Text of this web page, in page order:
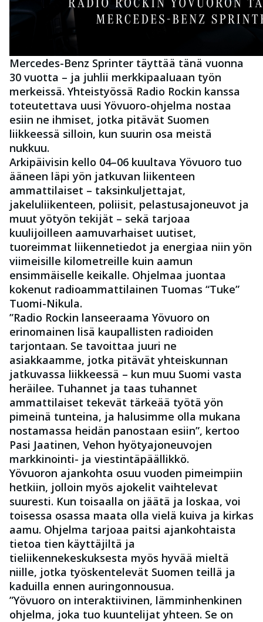
Mercedes-Benz Sprinter täyttää tänä vuonna
30 vuotta – ja juhlii merkkipaaluaan työn
merkeissä. Yhteistyössä Radio Rockin kanssa
toteutettava uusi Yövuoro-ohjelma nostaa
esiin ne ihmiset, jotka pitävät Suomen
liikkeessä silloin, kun suurin osa meistä
nukkuu.
Arkipäivisin kello 04–06 kuultava Yövuoro tuo
ääneen läpi yön jatkuvan liikenteen
ammattilaiset – taksinkuljettajat,
jakeluliikenteen, poliisit, pelastusajoneuvot ja
muut yötyön tekijät – sekä tarjoaa
kuulijoilleen aamuvarhaiset uutiset,
tuoreimmat liikennetiedot ja energiaa niin yön
viimeisille kilometreille kuin aamun
ensimmäiselle keikalle. Ohjelmaa juontaa
kokenut radioammattilainen Tuomas “Tuke”
Tuomi-Nikula.
”Radio Rockin lanseeraama Yövuoro on
erinomainen lisä kaupallisten radioiden
tarjontaan. Se tavoittaa juuri ne
asiakkaamme, jotka pitävät yhteiskunnan
jatkuvassa liikkeessä – kun muu Suomi vasta
heräilee. Tuhannet ja taas tuhannet
ammattilaiset tekevät tärkeää työtä yön
pimeinä tunteina, ja halusimme olla mukana
nostamassa heidän panostaan esiin”, kertoo
Pasi Jaatinen, Vehon hyötyajoneuvojen
markkinointi- ja viestintäpäällikkö.
Yövuoron ajankohta osuu vuoden pimeimpiin
hetkiin, jolloin myös ajokelit vaihtelevat
suuresti. Kun toisaalla on jäätä ja loskaa, voi
toisessa osassa maata olla vielä kuiva ja kirkas
aamu. Ohjelma tarjoaa paitsi ajankohtaista
tietoa tien käyttäjiltä ja
tieliikennekeskuksesta myös hyvää mieltä
niille, jotka työskentelevät Suomen teillä ja
kaduilla ennen auringonnousua.
”Yövuoro on interaktiivinen, lämminhenkinen
ohjelma, joka tuo kuuntelijat yhteen. Se on